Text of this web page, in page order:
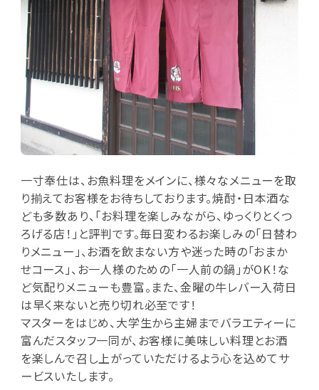
一寸奉仕は、お魚料理をメインに、様々なメニューを取
り揃えてお客様をお待ちしております。焼酎・日本酒な
ども多数あり、「お料理を楽しみながら、ゆっくりとくつ
ろげる店！」と評判です。毎日変わるお楽しみの「日替わ
りメニュー」、お酒を飲まない方や迷った時の「おまか
せコース」、お一人様のための「一人前の鍋」がOK！な
ど気配りメニューも豊富。また、金曜の牛レバー入荷日
は早く来ないと売り切れ必至です！
マスターをはじめ、大学生から主婦までバラエティーに
富んだスタッフ一同が、お客様に美味しい料理とお酒
を楽しんで召し上がっていただけるよう心を込めてサ
ービスいたします。